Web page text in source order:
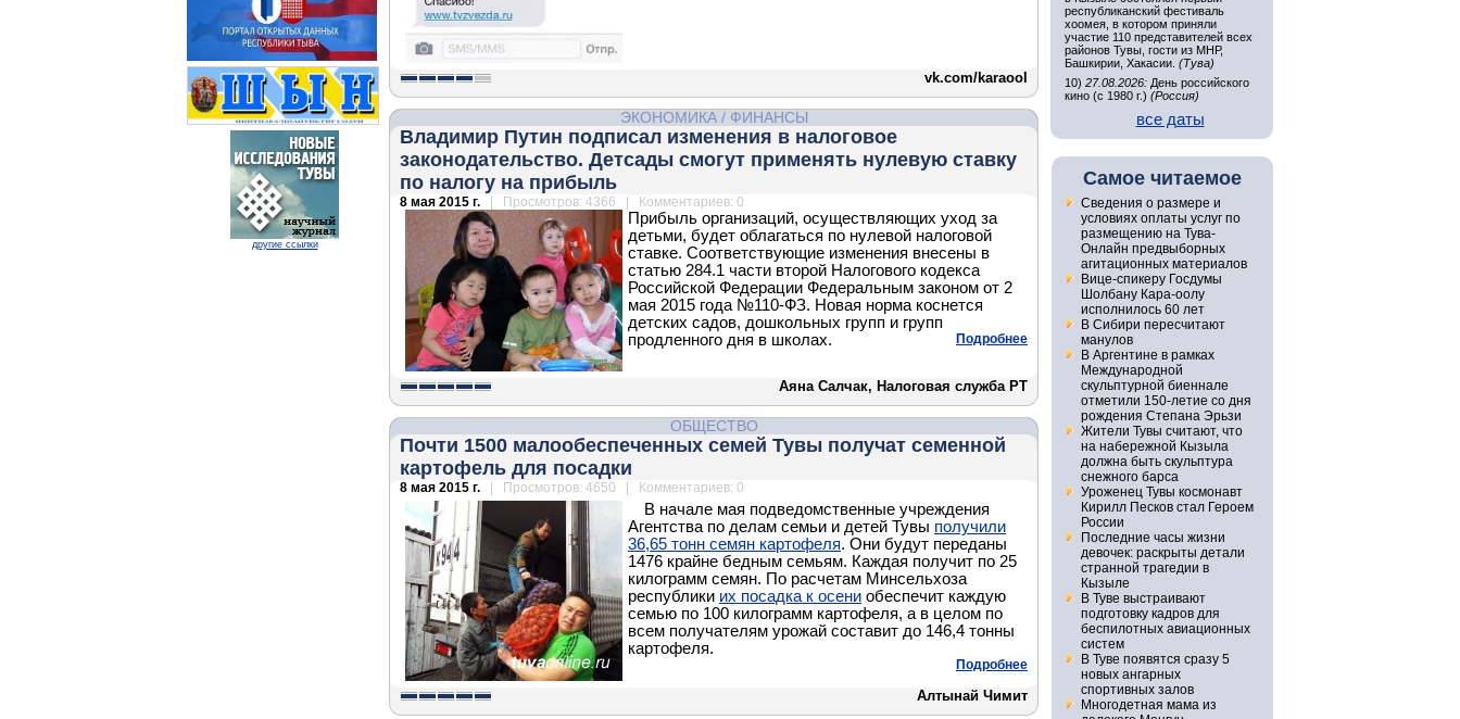
другие ссылки
vk.com/karaool
ЭКОНОМИКА/ ФИНАНСЫ
Владимир Путин подписал изменения в налоговое
законодательство. Детсады смогут применять нулевую ставку
по налогу на прибыль
8 мая 2015 г. | Просмотров: 4366 | Комментариев: 0
Прибыль организаций, осуществляющих уход за
детьми, будет облагаться по нулевой налоговой
ставке. Соответствующие изменения внесены в
статью 284.1 части второй Налогового кодекса
Российской Федерации Федеральным законом от 2
мая 2015 года №110-ФЗ. Новая норма коснется
детских садов, дошкольных групп и групп
продленного дня в школах.
Подробнее
Аяна Салчак, Налоговая служба РТ
ОБЩЕСТВО
Почти 1500 малообеспеченных семей Тувы получат семенной
картофель для посадки
8 мая 2015 г. | Просмотров: 4650 | Комментариев: 0
В начале мая подведомственные учреждения
Агентства по делам семьи и детей Тувы получили
36,65 тонн семян картофеля. Они будут переданы
1476 крайне бедным семьям. Каждая получит по 25
килограмм семян. По расчетам Минсельхоза
республики их посадка к осени обеспечит каждую
семью по 100 килограмм картофеля, а в целом по
всем получателям урожай составит до 146,4 тонны
картофеля.
Подробнее
Алтынай Чимит
республиканский фестиваль
хоомея, в котором приняли
участие 110 представителей всех
районов Тувы, гости из МНР,
Башкирии, Хакасии. (Тува)
10) 27.08.2026: День российского
кино (с 1980 г.) (Россия)
все даты
Самое читаемое
Сведения о размере и
условиях оплаты услуг по
размещению на Тува-
Онлайн предвыборных
агитационных материалов
Вице-спикеру Госдумы
Шолбану Кара-оолу
исполнилось 60 лет
В Сибири пересчитают
манулов
В Аргентине в рамках
Международной
скульптурной биеннале
отметили 150-летие со дня
рождения Степана Эрьзи
Жители Тувы считают, что
на набережной Кызыла
должна быть скульптура
снежного барса
Уроженец Тувы космонавт
Кирилл Песков стал Героем
России
Последние часы жизни
девочек: раскрыты детали
странной трагедии в
Кызыле
В Туве выстраивают
подготовку кадров для
беспилотных авиационных
систем
В Туве появятся сразу 5
новых ангарных
спортивных залов
Многодетная мама из